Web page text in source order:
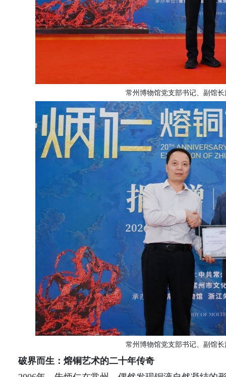
常州博物馆党支部书记、副馆
常州博物馆党支部书记、副馆
破界而生：熔铜艺术的二十年传奇